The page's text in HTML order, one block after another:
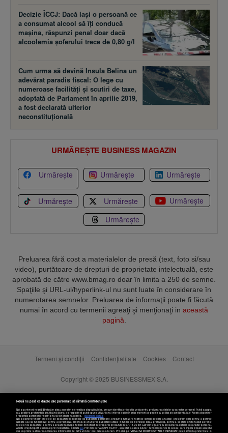
Decizie ÎCCJ: Dacă laşi o persoană ce
a consumat alcool să îţi conducă
maşina, răspunzi penal doar dacă
alcoolemia şoferului trece de 0,80 g/l
Cum urma să devină Insula Belina un
adevărat paradis fiscal: O lege cu
numeroase facilităţi şi scutiri de taxe,
adoptată de Parlament în aprilie 2019,
a fost declarată ulterior
neconstituţională
URMĂREȘTE BUSINESS MAGAZIN
Urmărește Urmărește Urmărește
Urmărește Urmărește
Urmărește
Urmărește
Preluarea fără cost a materialelor de presă (text, foto si/sau
video), purtătoare de drepturi de proprietate intelectuală, este
aprobată de către www.bmag.ro doar în limita a 250 de semne.
Spaţiile şi URL-ul/hyperlink-ul nu sunt luate în considerare în
numerotarea semnelor. Preluarea de informaţii poate fi făcută
numai în acord cu termenii agreaţi şi menţionaţi in această
pagină.
Termeni și condiții Confidențialitate Cookies Contact
Copyright © 2025 BUSINESSMEX S.A.
Nouă ne pasă ca datele tale personale să rămână confidențiale
Noi și partenerii noștri589stocăm și/sau accesăm informații pe dispozitivul dvs., precum identificatorii cookie unici pentru prelucrarea datelor cu caracter personal. Puteți accepta
sau gestiona preferințele dvs. făcând clic mai jos, respectiv vă puteți opune utilizării unui interes legitim în orice moment pe pagina cu politica de confidențialitate. Aceste alegeri vor
fi raportate partenerilor noștri și nu vă vor afecta navigarea.
Mai multe detalii
Noi si partenerii nostri (retelele de socializare si agentiile de publicitate partenere, precum si furnizorii nostri de servicii de date analitice) prelucram date pentru a permite
website-ului sa functioneze, pentru a personaliza continutul si anunturile publicitare afisate in functie de interesele si/sau profilul dvs., pentru a va oferi functionalitati aferente
retelelor de socializare si pentru a analiza traficul pe website. Beneficiati de drepturile prevazute de art. 15-22 din GDPR in legatura cu prelucrarea datelor cu caracter personal.
Aceste drepturi pot fi exercitate prin modalitatea indicataaici. Prin click pe “ACCEPT TOATE”, acceptati folosirea tuturor Tehnologiilor de tip Cookie, care implica inclusiv acceptul
dvs. cu privire la stocarea/accesarea informatiilor de catre Vendor-ii cu care colaboram. Prin click pe “VREAU SA MODIFIC SETARILE INDIVIDUAL” puteti schimba preferintele in